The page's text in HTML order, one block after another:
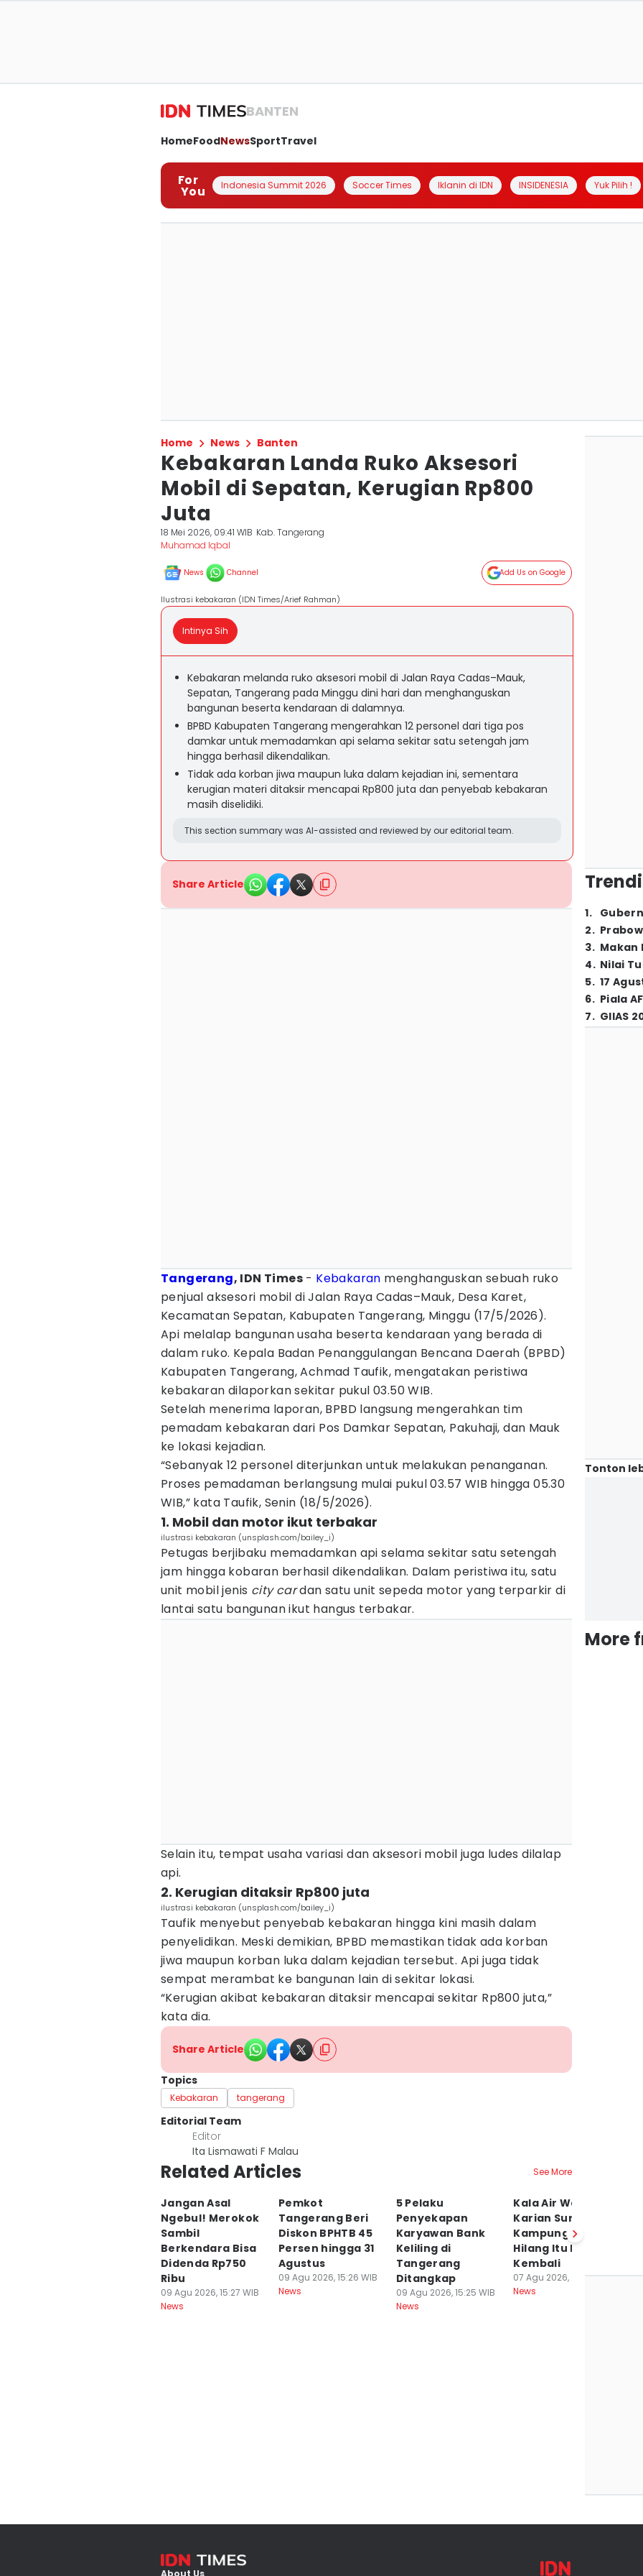
BANTEN
HomeFoodNewsSportTravel
For
You Indonesia Summit 2026 Soccer Times Iklanin di IDN INSIDENESIA Yuk Pilih !
Home News Banten
Kebakaran Landa Ruko Aksesori
Mobil di Sepatan, Kerugian Rp800
Juta
18 Mei 2026, 09:41 WIB Kab. Tangerang
Muhamad Iqbal
News Channel Add Us on Google
Ilustrasi kebakaran (IDN Times/Arief Rahman)
Intinya Sih
Kebakaran melanda ruko aksesori mobil di Jalan Raya Cadas–Mauk,
Sepatan, Tangerang pada Minggu dini hari dan menghanguskan
bangunan beserta kendaraan di dalamnya.
BPBD Kabupaten Tangerang mengerahkan 12 personel dari tiga pos
damkar untuk memadamkan api selama sekitar satu setengah jam
hingga berhasil dikendalikan.
Tidak ada korban jiwa maupun luka dalam kejadian ini, sementara
kerugian materi ditaksir mencapai Rp800 juta dan penyebab kebakaran
masih diselidiki.
This section summary was AI-assisted and reviewed by our editorial team.
Share Article
Tangerang, IDN Times - Kebakaran menghanguskan sebuah ruko
penjual aksesori mobil di Jalan Raya Cadas–Mauk, Desa Karet,
Kecamatan Sepatan, Kabupaten Tangerang, Minggu (17/5/2026).
Api melalap bangunan usaha beserta kendaraan yang berada di
dalam ruko. Kepala Badan Penanggulangan Bencana Daerah (BPBD)
Kabupaten Tangerang, Achmad Taufik, mengatakan peristiwa
kebakaran dilaporkan sekitar pukul 03.50 WIB.
Setelah menerima laporan, BPBD langsung mengerahkan tim
pemadam kebakaran dari Pos Damkar Sepatan, Pakuhaji, dan Mauk
ke lokasi kejadian.
“Sebanyak 12 personel diterjunkan untuk melakukan penanganan.
Proses pemadaman berlangsung mulai pukul 03.57 WIB hingga 05.30
WIB,” kata Taufik, Senin (18/5/2026).
1. Mobil dan motor ikut terbakar
ilustrasi kebakaran (unsplash.com/bailey_i)
Petugas berjibaku memadamkan api selama sekitar satu setengah
jam hingga kobaran berhasil dikendalikan. Dalam peristiwa itu, satu
unit mobil jenis city cardan satu unit sepeda motor yang terparkir di
lantai satu bangunan ikut hangus terbakar.
Selain itu, tempat usaha variasi dan aksesori mobil juga ludes dilalap
api.
2. Kerugian ditaksir Rp800 juta
ilustrasi kebakaran (unsplash.com/bailey_i)
Taufik menyebut penyebab kebakaran hingga kini masih dalam
penyelidikan. Meski demikian, BPBD memastikan tidak ada korban
jiwa maupun korban luka dalam kejadian tersebut. Api juga tidak
sempat merambat ke bangunan lain di sekitar lokasi.
“Kerugian akibat kebakaran ditaksir mencapai sekitar Rp800 juta,”
kata dia.
Share Article
Topics
Kebakaran tangerang
Editorial Team
Editor
Ita Lismawati F Malau
Related Articles See More
Jangan Asal
Ngebul! Merokok
Sambil
Berkendara Bisa
Didenda Rp750
Ribu
09 Agu 2026, 15:27 WIB
News
Pemkot
Tangerang Beri
Diskon BPHTB 45
Persen hingga 31
Agustus
09 Agu 2026, 15:26 WIB
News
5 Pelaku
Penyekapan
Karyawan Bank
Keliling di
Tangerang
Ditangkap
09 Agu 2026, 15:25 WIB
News
Kala Air Waduk
Karian Surut,
Kampung yang
Hilang Itu Muncul
Kembali
07 Agu 2026, 20:03 WIB
News
1.
2.
3. Makan
4. Nilai
5. 17
6. Piala
7. GIIAS
Tonton
More
About Us